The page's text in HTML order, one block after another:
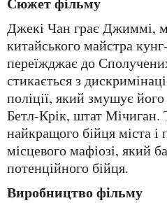
Джекі Чан грає Джиммі, молодого
китайського майстра
переїжджає до
стикається з
поліції, який змушує
Бетл-Крік, штат Мічиган.
найкращого бійця міста і
місцевого мафіозі, який
потенційного бійця.
Виробництво фільму